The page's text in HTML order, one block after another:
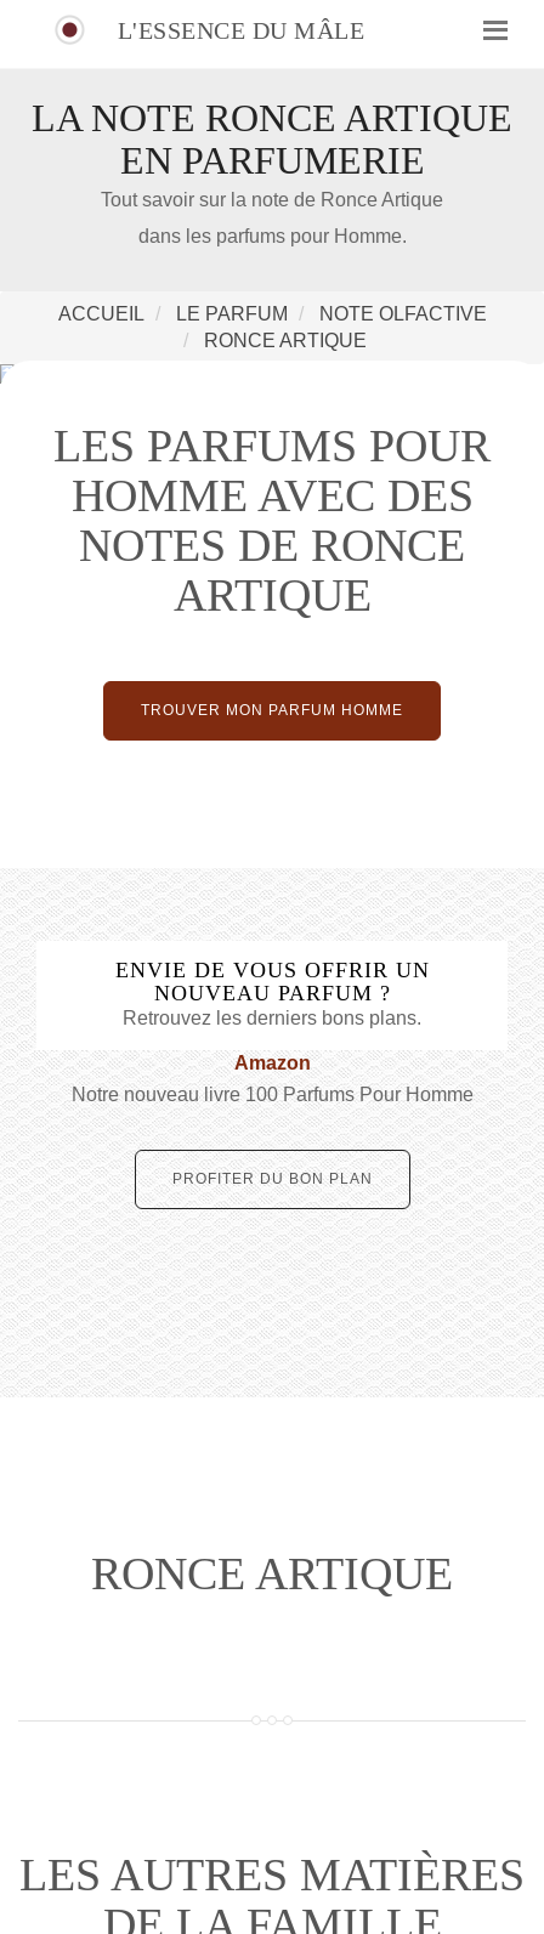
L'ESSENCE DU MÂLE
LA NOTE RONCE ARTIQUE
EN PARFUMERIE
Tout savoir sur la note de Ronce Artique
dans les parfums pour Homme.
ACCUEIL LE PARFUM
NOTE OLFACTIVE
RONCE ARTIQUE
LES PARFUMS POUR
HOMME AVEC DES
NOTES DE RONCE
ARTIQUE
TROUVER MON PARFUM HOMME
ENVIE DE VOUS OFFRIR UN
NOUVEAU PARFUM ?
Retrouvez les derniers bons plans.
Amazon
Notre nouveau livre 100 Parfums Pour Homme
PROFITER DU BON PLAN
RONCE ARTIQUE
LES AUTRES MATIÈRES
IDÉE CADEAU DE NOËL
Notre nouveau livre 100 Parfums Pour Homme